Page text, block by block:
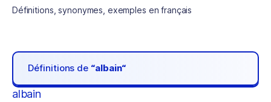
Définitions, synonymes, exemples en français
Définitions de “albain“
albain